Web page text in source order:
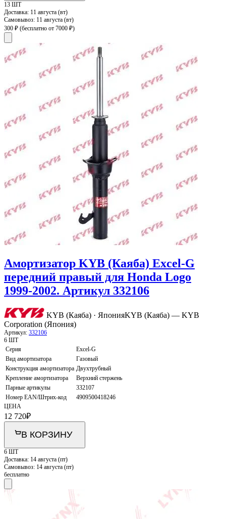
13 ШТ
Доставка: 11 августа (вт)
Самовывоз: 11 августа (вт)
300 ₽ (бесплатно от 7000 ₽)
Амортизатор KYB (Каяба) Excel-G
передний правый для Honda Logo
1999-2002. Артикул 332106
KYB (Каяба) · ЯпонияKYB (Каяба) — KYB
Corporation (Япония)
Артикул: 332106
6 ШТ
Серия
Excel-G
Вид амортизатора
Газовый
Конструкция амортизатора Двухтрубный
Крепление амортизатора
Верхний стержень
Парные артикулы
332107
Номер EAN/Штрих-код
4909500418246
ЦЕНА
12 720₽
В КОРЗИНУ
6 ШТ
Доставка: 14 августа (пт)
Самовывоз: 14 августа (пт)
бесплатно